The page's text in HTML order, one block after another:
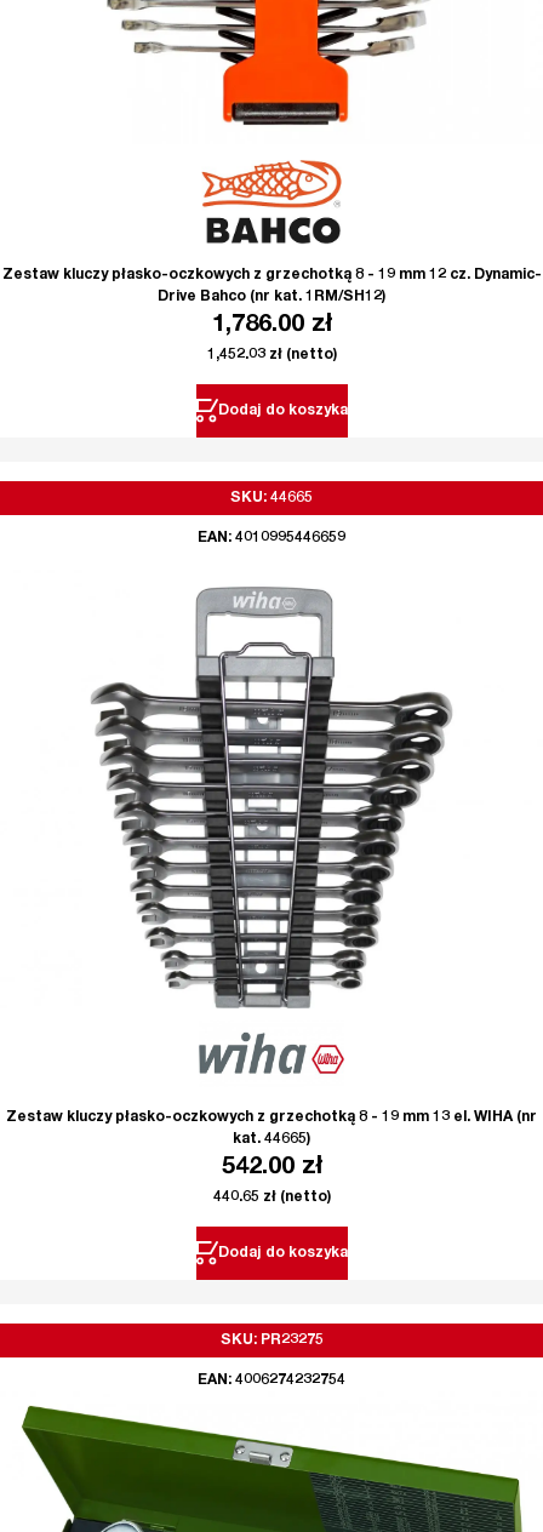
Zestaw kluczy płasko-oczkowych z grzechotką 8 - 19 mm 12 cz. Dynamic-
Drive Bahco (nr kat. 1RM/SH12)
1,786.00 zł
1,452.03 zł(netto)
Dodaj do koszyka
SKU: 44665
EAN: 4010995446659
Zestaw kluczy płasko-oczkowych z grzechotką 8 - 19 mm 13 el. WIHA (nr
kat. 44665)
542.00 zł
440.65 zł(netto)
Dodaj do koszyka
SKU: PR23275
EAN: 4006274232754